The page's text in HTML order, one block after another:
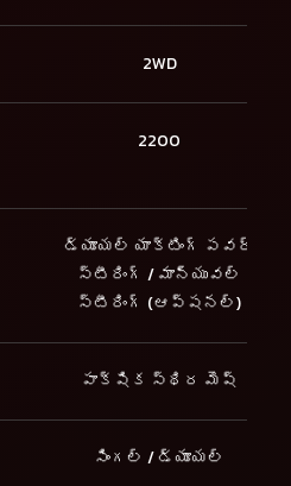
2WD
2200
డ్యూయల్ యాక్టింగ్ పవర్
స్టీరింగ్ / మాన్యువల్
స్టీరింగ్ (ఆప్షనల్)
పాక్షిక స్థిర మెష్
సింగల్ / డ్యూయల్